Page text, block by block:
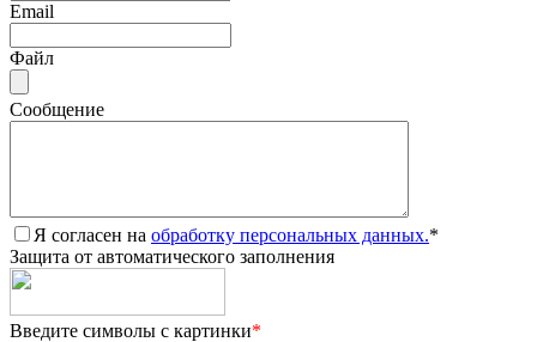
Email
Файл
Сообщение
Я согласен на обработку персональных данных.*
Защита от автоматического заполнения
Введите символы с картинки*